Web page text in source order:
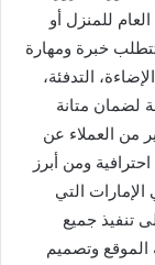
للمنزل أو
خبرة ومهارة
التدفئة،
لضمان متانة
من العملاء عن
ومن أبرز
التي
تنفيذ جميع
الموقع وتصميم